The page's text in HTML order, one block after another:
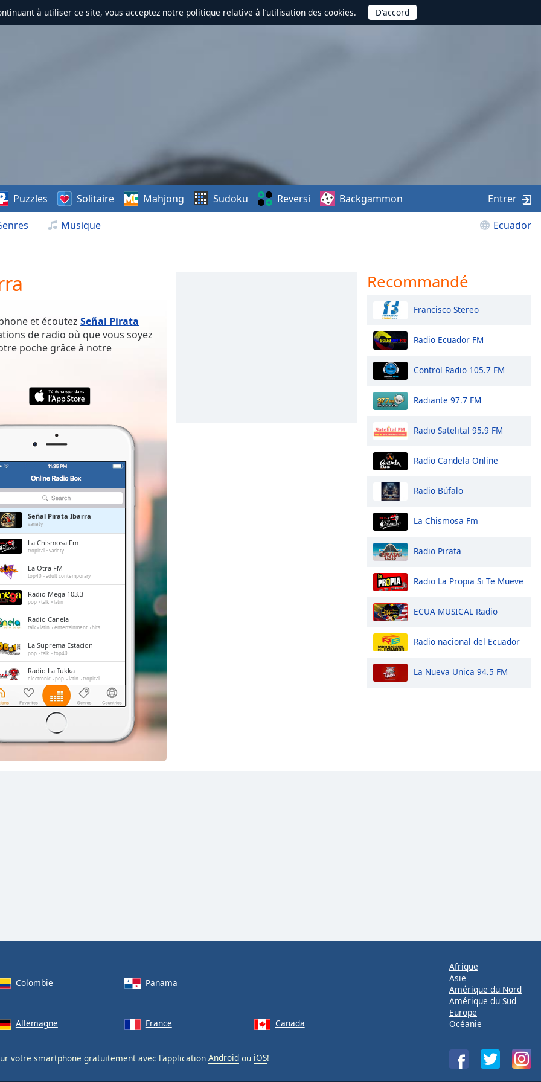
à utiliser ce site, vous acceptez notre politique relative à l’utilisation des cookies.
Musique Ecuador
Puzzles Solitaire Mahjong Sudoku Reversi Backgammon Entrer
et écoutez Señal Pirata
de radio où que vous soyez
poche grâce à notre
Señal Pirata Ibarra
variety
La Chismosa Fm
tropical variety
La Otra FM
top40 adult contemporary
Radio Mega 103.3
pop talk latin
Radio Canela
talk latin entertainment hits
La Suprema Estacion
pop talk top40
Radio La Tukka
electronic pop latin tropical
Conecta2 Radio Ecuador
dance electronic rock pop
top40 latin romantic hits balada
La Radio Redonda
Recommandé
Francisco Stereo
Radio Ecuador FM
Control Radio 105.7 FM
Radiante 97.7 FM
Radio Satelital 95.9 FM
Radio Candela Online
Radio Búfalo
La Chismosa Fm
Radio Pirata
Radio La Propia Si Te Mueve
ECUA MUSICAL Radio
Radio nacional del Ecuador
La Nueva Unica 94.5 FM
Colombie Panama
Allemagne France Canada
votre smartphone gratuitement avec l'application Android ou iOS!
Afrique
Asie
Amérique du Nord
Amérique du Sud
Europe
Océanie